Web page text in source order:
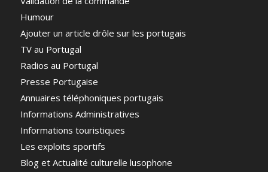
Humour
Ajouter un article drôle sur les portugais
TV au Portugal
Radios au Portugal
Presse Portugaise
Annuaires téléphoniques portugais
Informations Administratives
Informations touristiques
Les exploits sportifs
Blog et Actualité culturelle lusophone